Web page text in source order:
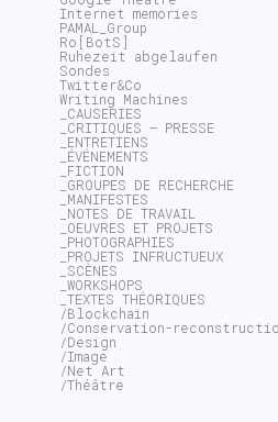
Internet memories
PAMAL_Group
Ro[BotS]
Ruhezeit abgelaufen
Sondes
Twitter&Co
Writing Machines
_CAUSERIES
_CRITIQUES – PRESSE
_ENTRETIENS
_ÉVÉNEMENTS
_FICTION
_GROUPES DE RECHERCHE
_MANIFESTES
_NOTES DE TRAVAIL
_OEUVRES ET PROJETS
_PHOTOGRAPHIES
_PROJETS INFRUCTUEUX
_SCÈNES
_WORKSHOPS
_TEXTES THÉORIQUES
/Blockchain
/Conservation-
/Design
/Image
/Net Art
/Théâtre